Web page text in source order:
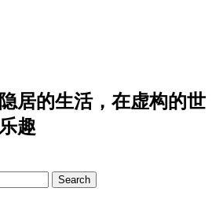
居的生活，在虚构的世
趣